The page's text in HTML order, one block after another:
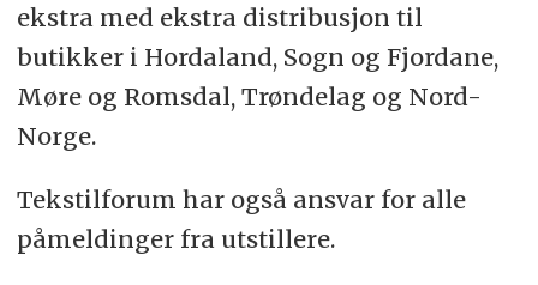
ekstra med ekstra distribusjon til
butikker i Hordaland, Sogn og Fjordane,
Møre og Romsdal, Trøndelag og Nord-
Norge.
Tekstilforum har også ansvar for alle
påmeldinger fra utstillere.